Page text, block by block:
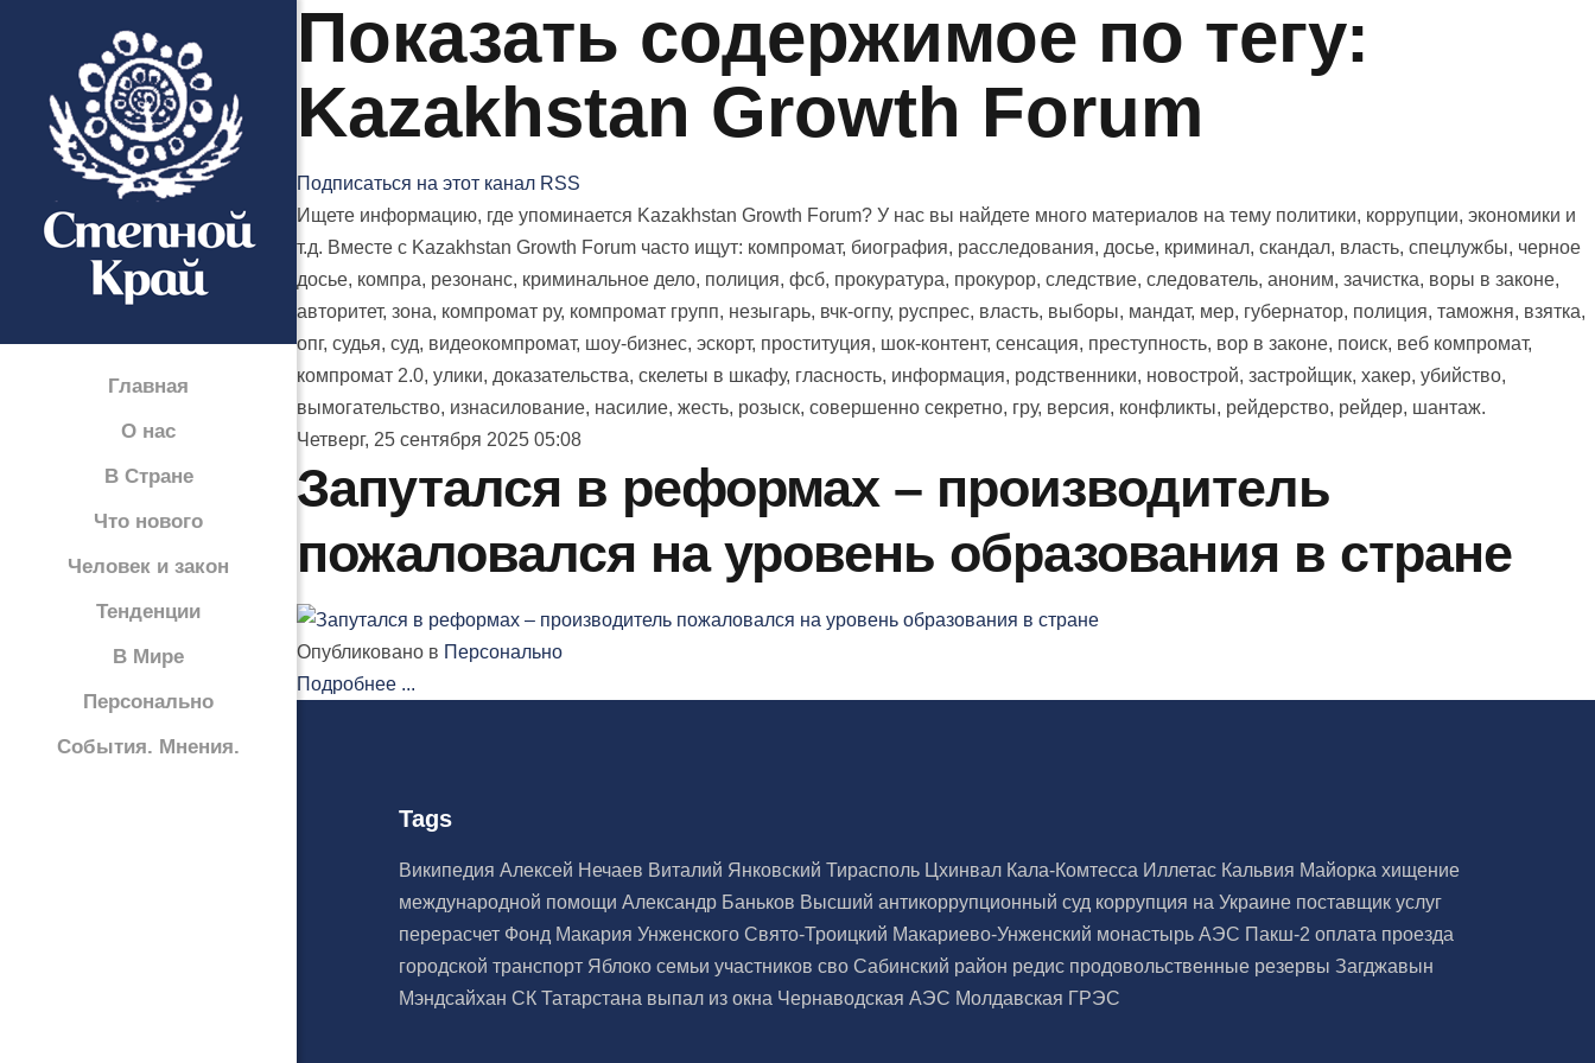
Главная
О нас
В Стране
Что нового
Человек и закон
Тенденции
В Мире
Персонально
События. Мнения.
Показать содержимое по тегу:
Kazakhstan Growth Forum
Подписаться на этот канал RSS
Ищете информацию, где упоминается Kazakhstan Growth Forum? У нас вы найдете много материалов на тему политики, коррупции, экономики и
т.д. Вместе с Kazakhstan Growth Forum часто ищут: компромат, биография, расследования, досье, криминал, скандал, власть, спецлужбы, черное
досье, компра, резонанс, криминальное дело, полиция, фсб, прокуратура, прокурор, следствие, следователь, аноним, зачистка, воры в законе,
авторитет, зона, компромат ру, компромат групп, незыгарь, вчк-огпу, руспрес, власть, выборы, мандат, мер, губернатор, полиция, таможня, взятка,
опг, судья, суд, видеокомпромат, шоу-бизнес, эскорт, проституция, шок-контент, сенсация, преступность, вор в законе, поиск, веб компромат,
компромат 2.0, улики, доказательства, скелеты в шкафу, гласность, информация, родственники, новострой, застройщик, хакер, убийство,
вымогательство, изнасилование, насилие, жесть, розыск, совершенно секретно, гру, версия, конфликты, рейдерство, рейдер, шантаж.
Четверг, 25 сентября 2025 05:08
Запутался в реформах – производитель
пожаловался на уровень образования в стране
Опубликовано в Персонально
Подробнее ...
Tags
ВикипедияАлексей Нечаев Виталий ЯнковскийТирасполь Цхинвал Кала-Комтесса Иллетас Кальвия Майоркахищение
международной помощиАлександр Баньков Высший антикоррупционный суд коррупция на Украине поставщик услуг
перерасчет Фонд Макария УнженскогоСвято-Троицкий Макариево-Унженский монастырьАЭС Пакш-2оплата проезда
городской транспорт Яблокосемьи участников своСабинский район редис продовольственные резервыЗагджавын
МэндсайханСК Татарстана выпал из окна Чернаводская АЭС Молдавская ГРЭС